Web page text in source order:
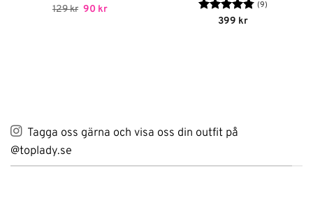
129kr Det
90 krDet
Betygsatt
(9)
399 kr
Tagga oss gärna och visa oss din outfit på
@toplady.se